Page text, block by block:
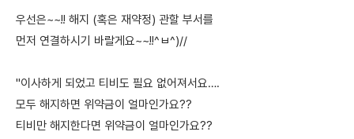
우선은~~!! 해지 (혹은 재약정) 관할 부서를
먼저 연결하시기 바랄게요~~!!^ㅂ^)//
"이사하게 되었고 티비도 필요 없어져서요….
모두 해지하면 위약금이 얼마인가요??
티비만 해지한다면 위약금이 얼마인가요??